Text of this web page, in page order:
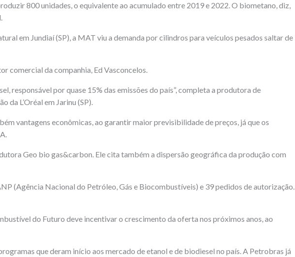
800 unidades, o equivalente ao acumulado entre 2019 e 2022. O biometano, diz,
em Jundiaí (SP), a MAT viu a demanda por cilindros para veículos pesados saltar de
comercial da companhia, Ed Vasconcelos.
responsável por quase 15% das emissões do país”, completa a produtora de
da L’Oréal em Jarinu (SP).
vantagens econômicas, ao garantir maior previsibilidade de preços, já que os
Geo bio gas&carbon. Ele cita também a dispersão geográfica da produção com
(Agência Nacional do Petróleo, Gás e Biocombustíveis) e 39 pedidos de autorização.
do Futuro deve incentivar o crescimento da oferta nos próximos anos, ao
que deram início aos mercado de etanol e de biodiesel no país. A Petrobras já